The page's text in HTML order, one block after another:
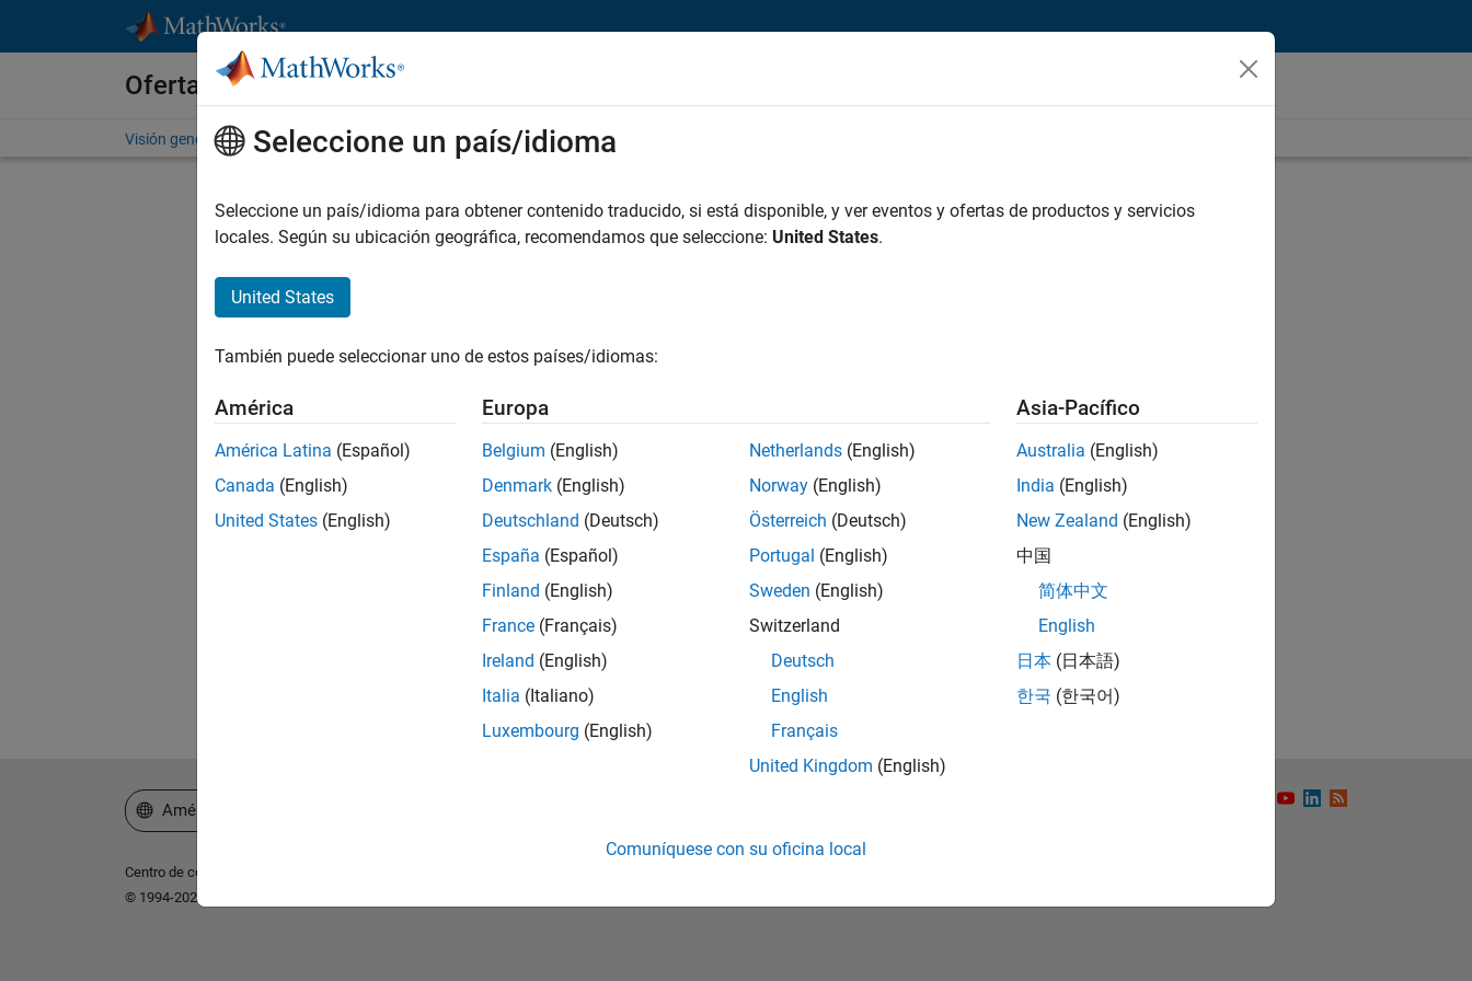
Ofertas de empleo en MathWorks
Visión general Búsqueda de empleo Oficinas locales Estudiantes y nuevas carreras
Enviar solicitud
Dirección de correo electrónico
Contraseña
Crear cuenta
Seleccione un país/idioma
Seleccione un país/idioma para obtener contenido traducido, si está disponible, y ver eventos y ofertas de productos y servicios
locales. Según su ubicación geográfica, recomendamos que seleccione: United States.
United States
También puede seleccionar uno de estos países/idiomas:
América
América Latina (Español)
Canada (English)
United States (English)
Europa
Belgium (English)
Denmark (English)
Deutschland (Deutsch)
España (Español)
Finland (English)
France (Français)
Ireland (English)
Italia (Italiano)
Luxembourg (English)
Netherlands (English)
Norway (English)
Österreich (Deutsch)
Portugal (English)
Sweden (English)
Switzerland
Deutsch
English
Français
United Kingdom (English)
Asia-Pacífico
Australia (English)
India (English)
New Zealand (English)
中国
简体中文
English
日本 (日本語)
한국 (한국어)
Comuníquese con su oficina local
Seleccione un país/idioma
América Latina
Centro de confianza
© 1994-2026 The MathWorks, Inc.